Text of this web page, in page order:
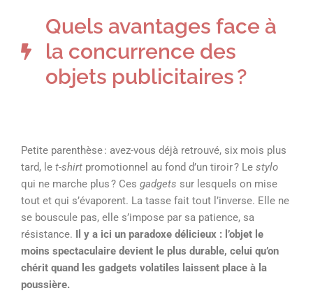
Quels avantages face à
la concurrence des
objets publicitaires ?
Petite parenthèse : avez-vous déjà retrouvé, six mois plus
tard, le t-shirt promotionnel au fond d’un tiroir ? Le stylo
qui ne marche plus ? Ces gadgets sur lesquels on mise
tout et qui s’évaporent. La tasse fait tout l’inverse. Elle ne
se bouscule pas, elle s’impose par sa patience, sa
résistance. Il y a ici un paradoxe délicieux : l’objet le
moins spectaculaire devient le plus durable, celui qu’on
chérit quand les gadgets volatiles laissent place à la
poussière.